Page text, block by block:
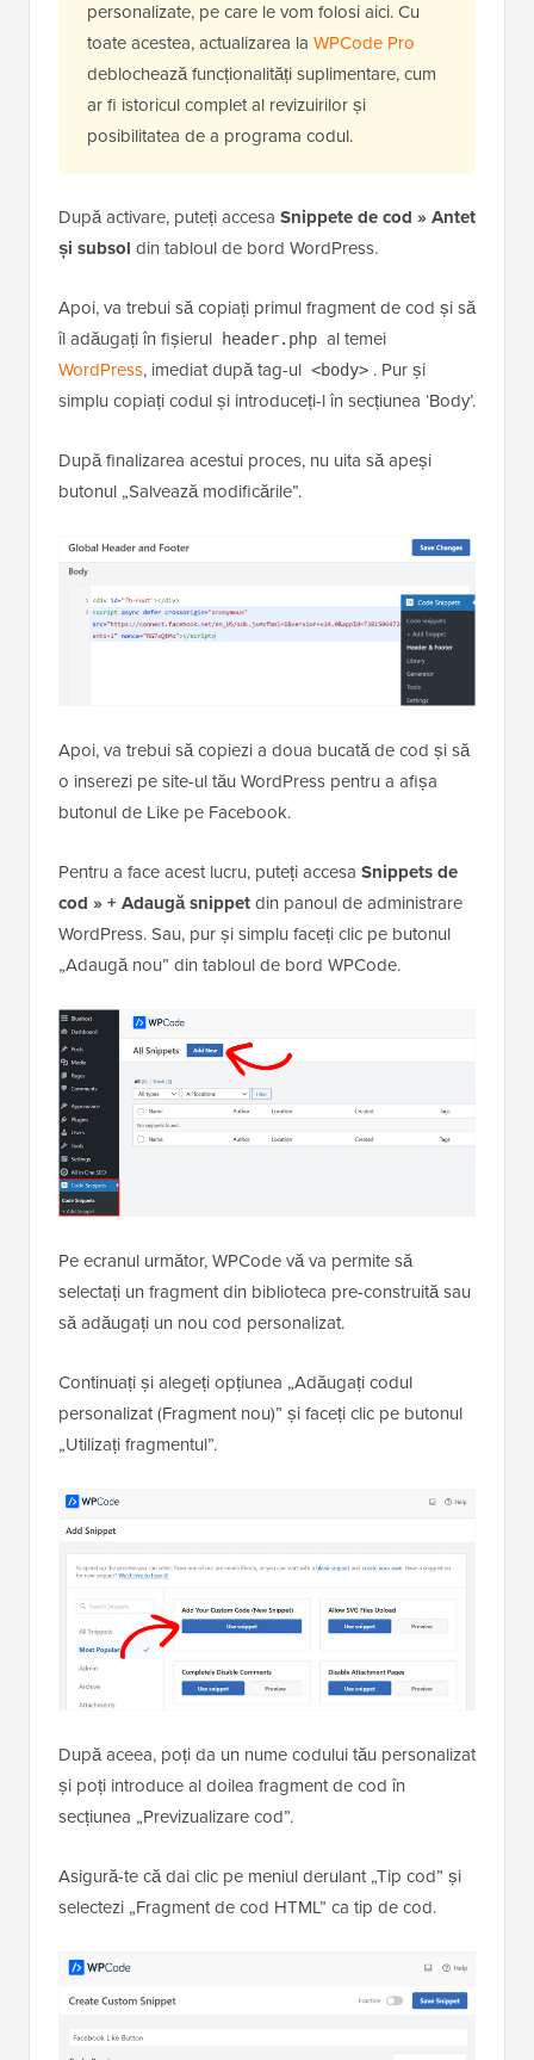
personalizate, pe care le vom folosi aici. Cu
toate acestea, actualizarea la WPCode Pro
deblochează funcționalități suplimentare, cum
ar fi istoricul complet al revizuirilor și
posibilitatea de a programa codul.
După activare, puteți accesa Snippete de cod » Antet
și subsol din tabloul de bord WordPress.
Apoi, va trebui să copiați primul fragment de cod și să
îl adăugați în fișierul
header.php al temei
WordPress, imediat după tag-ul <body> . Pur și
simplu copiați codul și introduceți-l în secțiunea ‘Body’.
După finalizarea acestui proces, nu uita să apeși
butonul „Salvează modificările”.
Apoi, va trebui să copiezi a doua bucată de cod și să
o inserezi pe site-ul tău WordPress pentru a afișa
butonul de Like pe Facebook.
Pentru a face acest lucru, puteți accesa Snippets de
cod » + Adaugă snippetdin panoul de administrare
WordPress. Sau, pur și simplu faceți clic pe butonul
„Adaugă nou” din tabloul de bord WPCode.
Pe ecranul următor, WPCode vă va permite să
selectați un fragment din biblioteca pre-construită sau
să adăugați un nou cod personalizat.
Continuați și alegeți opțiunea „Adăugați codul
personalizat (Fragment nou)” și faceți clic pe butonul
„Utilizați fragmentul”.
După aceea, poți da un nume codului tău personalizat
și poți introduce al doilea fragment de cod în
secțiunea „Previzualizare cod”.
Asigură-te că dai clic pe meniul derulant „Tip cod” și
selectezi „Fragment de cod HTML” ca tip de cod.